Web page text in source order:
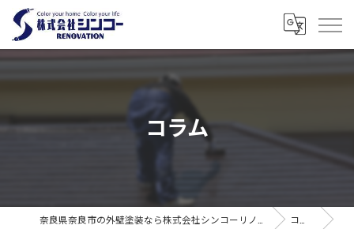
コラム
コラム